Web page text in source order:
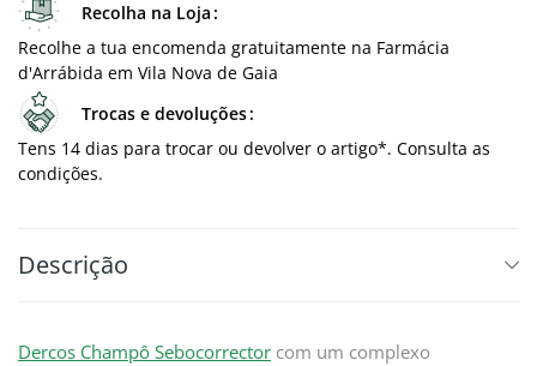
Recolha na Loja
Recolhe a tua encomenda gratuitamente na Farmácia
d'Arrábida em Vila Nova de Gaia
Trocas e devoluções
Tens 14 dias para trocar ou devolver o artigo*. Consulta as
condições.
Descrição
Dercos Champô Sebocorrector com um complexo